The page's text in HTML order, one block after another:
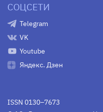
СОЦСЕТИ
Telegram
VK
Youtube
Яндекс. Дзен
ISSN 0130–7673